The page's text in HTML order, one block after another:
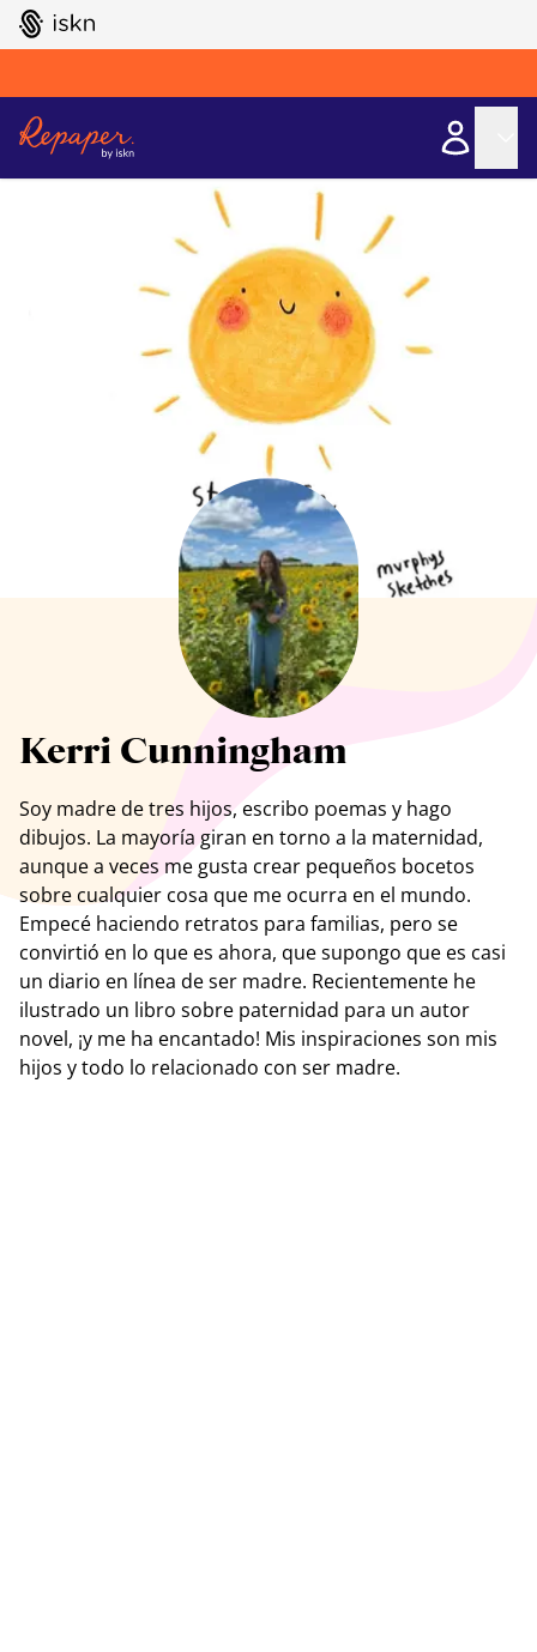
GO TO ISKN HOME
Ver todos los artistas
Kerri Cunningham
Soy madre de tres hijos, escribo poemas y hago
dibujos. La mayoría giran en torno a la maternidad,
aunque a veces me gusta crear pequeños bocetos
sobre cualquier cosa que me ocurra en el mundo.
Empecé haciendo retratos para familias, pero se
convirtió en lo que es ahora, que supongo que es casi
un diario en línea de ser madre. Recientemente he
ilustrado un libro sobre paternidad para un autor
novel, ¡y me ha encantado! Mis inspiraciones son mis
hijos y todo lo relacionado con ser madre.